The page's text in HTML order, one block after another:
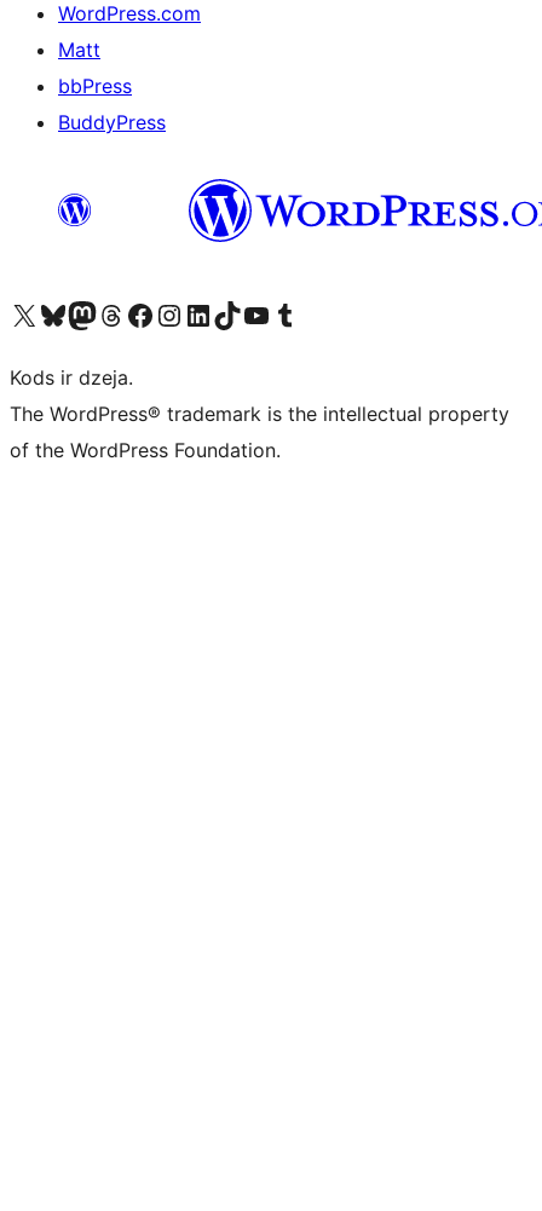
WordPress.com
Matt
bbPress
BuddyPress
Apmeklējiet mūsu X (agrāk Twitter) kontu
Apmeklējiet mūsu Bluesky kontu
Apmeklējiet mūsu Mastodon kontu
Apmeklējiet mūsu Threads kontu
Apmeklējiet mūsu Facebook lapuApmeklējiet mūsu Instagram kontu
Apmeklējiet mūsu LinkedIn kontu
Apmeklējiet mūsu TikTok kontu
Apmeklējiet mūsu YouTube kanālu
Apmeklējiet mūsu Tumblr kontu
Kods ir dzeja.
The WordPress® trademark is the intellectual property
of the WordPress Foundation.